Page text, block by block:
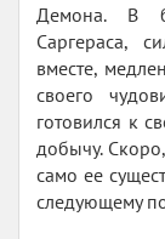
Демона. В
Саргераса,
вместе,
своего
готовился к
добычу.
само ее
следующему